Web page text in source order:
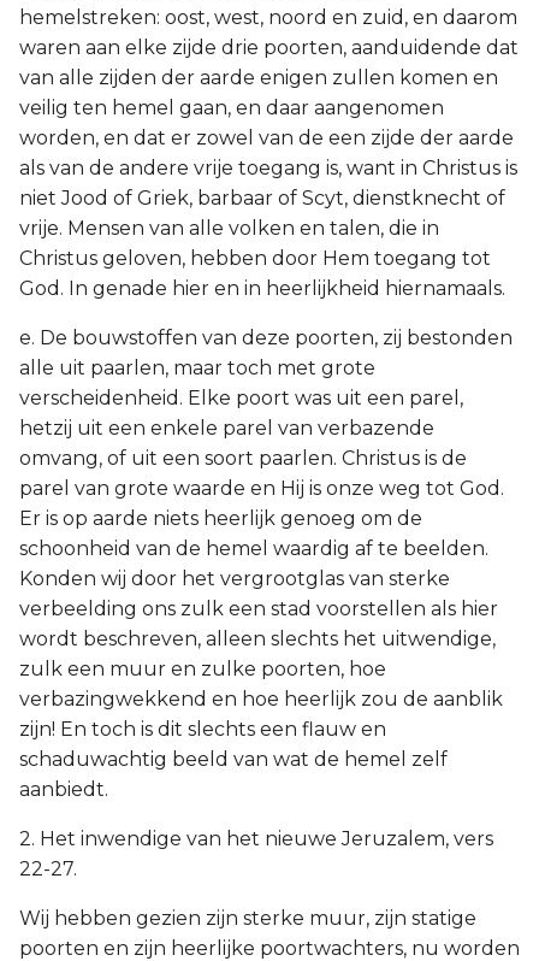
hemelstreken: oost, west, noord en zuid, en daarom
waren aan elke zijde drie poorten, aanduidende dat
van alle zijden der aarde enigen zullen komen en
veilig ten hemel gaan, en daar aangenomen
worden, en dat er zowel van de een zijde der aarde
als van de andere vrije toegang is, want in Christus is
niet Jood of Griek, barbaar of Scyt, dienstknecht of
vrije. Mensen van alle volken en talen, die in
Christus geloven, hebben door Hem toegang tot
God. In genade hier en in heerlijkheid hiernamaals.
e. De bouwstoffen van deze poorten, zij bestonden
alle uit paarlen, maar toch met grote
verscheidenheid. Elke poort was uit een parel,
hetzij uit een enkele parel van verbazende
omvang, of uit een soort paarlen. Christus is de
parel van grote waarde en Hij is onze weg tot God.
Er is op aarde niets heerlijk genoeg om de
schoonheid van de hemel waardig af te beelden.
Konden wij door het vergrootglas van sterke
verbeelding ons zulk een stad voorstellen als hier
wordt beschreven, alleen slechts het uitwendige,
zulk een muur en zulke poorten, hoe
verbazingwekkend en hoe heerlijk zou de aanblik
zijn! En toch is dit slechts een flauw en
schaduwachtig beeld van wat de hemel zelf
aanbiedt.
2. Het inwendige van het nieuwe Jeruzalem, vers
22-27.
Wij hebben gezien zijn sterke muur, zijn statige
poorten en zijn heerlijke poortwachters, nu worden